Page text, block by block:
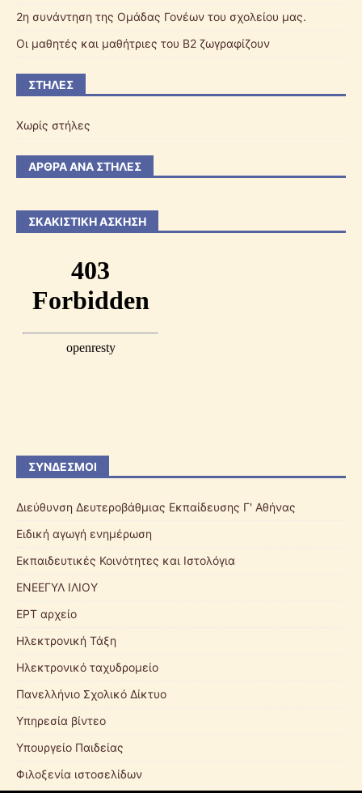
2η συνάντηση της Ομάδας Γονέων του σχολείου μας.
Οι μαθητές και μαθήτριες του Β2 ζωγραφίζουν
ΣΤΉΛΕΣ
Χωρίς στήλες
ΆΡΘΡΑ ΑΝΆ ΣΤΉΛΕΣ
ΣΚΑΚΙΣΤΙΚΉ ΆΣΚΗΣΗ
ΣΎΝΔΕΣΜΟΙ
Διεύθυνση Δευτεροβάθμιας Εκπαίδευσης Γ' Αθήνας
Ειδική αγωγή ενημέρωση
Εκπαιδευτικές Κοινότητες και Ιστολόγια
ΕΝΕΕΓΥΛ ΙΛΙΟΥ
ΕΡΤ αρχείο
Ηλεκτρονική Τάξη
Ηλεκτρονικό ταχυδρομείο
Πανελλήνιο Σχολικό Δίκτυο
Υπηρεσία βίντεο
Υπουργείο Παιδείας
Φιλοξενία ιστοσελίδων